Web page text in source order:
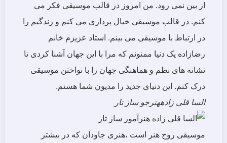
از بین نمی رود. من امروز در قالب موسیقی فکر می
کنم. در قالب موسیقی خیال پردازی می کنم و زندگیم را
در ارتباط با موسیقی می بینم. استاد عزیزم خانم
رضازاده یک دنیا ممنونم که مرا با این جهان آشنا کردی تا
نشانه های نظم و هماهنگی جهان را با نواختن موسیقی
درک کنم. این دنیای جدید را مدیون شما هستم.
السا قلی زادههنرجو ساز تار
موسیقی روح هنر است ،هنری جاودان که در بیشتر